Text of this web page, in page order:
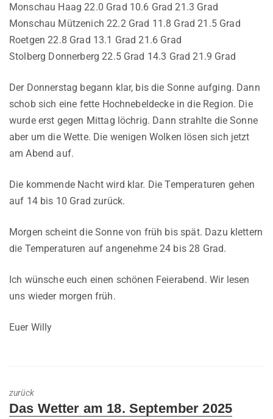
Monschau Haag 22.0 Grad 10.6 Grad 21.3 Grad
Monschau Mützenich 22.2 Grad 11.8 Grad 21.5 Grad
Roetgen 22.8 Grad 13.1 Grad 21.6 Grad
Stolberg Donnerberg 22.5 Grad 14.3 Grad 21.9 Grad
Der Donnerstag begann klar, bis die Sonne aufging. Dann
schob sich eine fette Hochnebeldecke in die Region. Die
wurde erst gegen Mittag löchrig. Dann strahlte die Sonne
aber um die Wette. Die wenigen Wolken lösen sich jetzt
am Abend auf.
Die kommende Nacht wird klar. Die Temperaturen gehen
auf 14 bis 10 Grad zurück.
Morgen scheint die Sonne von früh bis spät. Dazu klettern
die Temperaturen auf angenehme 24 bis 28 Grad.
Ich wünsche euch einen schönen Feierabend. Wir lesen
uns wieder morgen früh.
Euer Willy
zurück
Previous
Das Wetter am 18. September 2025